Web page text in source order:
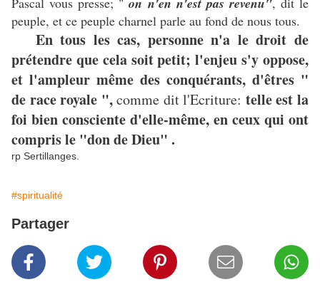
peuple, et ce peuple charnel parle au fond de nous tous.
En tous les cas, personne n'a le droit de
prétendre que cela soit petit; l'enjeu s'y oppose,
et l'ampleur même des conquérants, d'êtres "
de race royale ",comme dit l'Ecriture: telle est la
foi bien consciente d'elle-même, en ceux qui ont
compris le "don de Dieu" .
rp Sertillanges.
#spiritualité
Partager